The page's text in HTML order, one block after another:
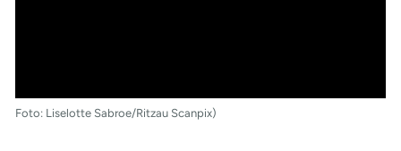
Foto: Liselotte Sabroe/Ritzau Scanpix)